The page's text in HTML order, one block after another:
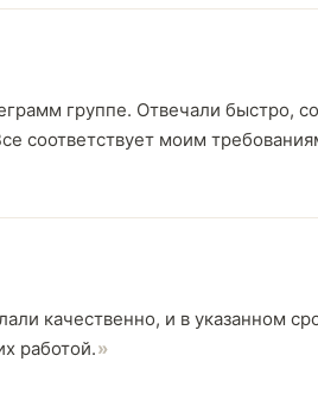
группе. Отвечали быстро,
соответствует моим
качественно, и в указанном
работой.